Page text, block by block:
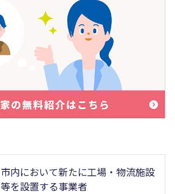
市内において新たに工場・物流施設
等を設置する事業者